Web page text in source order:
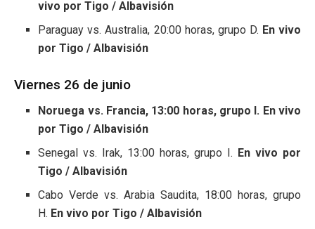
vivo por Tigo / Albavisión
Paraguay vs. Australia, 20:00 horas, grupo D. En vivo
por Tigo / Albavisión
Viernes 26 de junio
Noruega vs. Francia, 13:00 horas, grupo I. En vivo
por Tigo / Albavisión
Senegal vs. Irak, 13:00 horas, grupo I. En vivo por
Tigo / Albavisión
Cabo Verde vs. Arabia Saudita, 18:00 horas, grupo
H. En vivo por Tigo / Albavisión